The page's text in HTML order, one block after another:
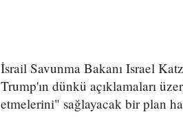
İsrail Savunma Bakanı Israel
Trump'ın dünkü açıklamaları
etmelerini" sağlayacak bir plan